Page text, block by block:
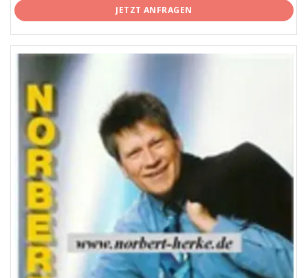
JETZT ANFRAGEN